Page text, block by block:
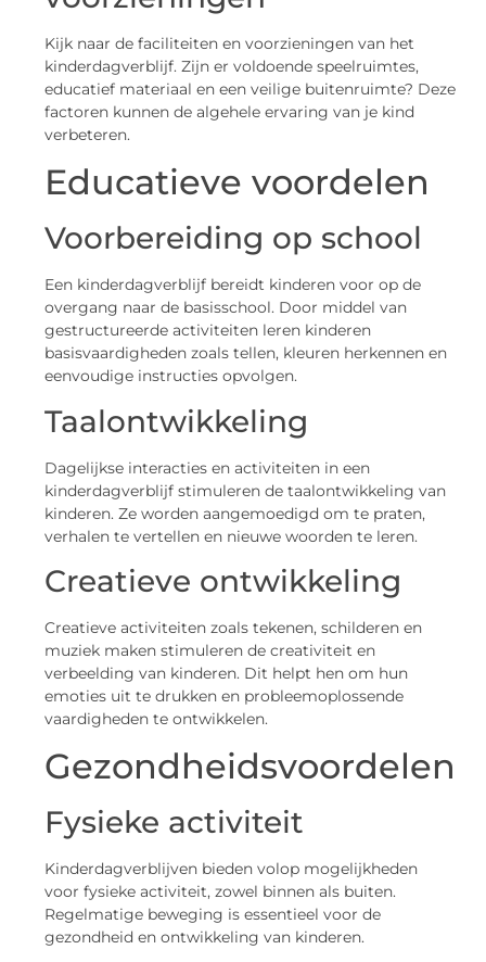
Kijk naar de faciliteiten en voorzieningen van het
kinderdagverblijf. Zijn er voldoende speelruimtes,
educatief materiaal en een veilige buitenruimte? Deze
factoren kunnen de algehele ervaring van je kind
verbeteren.
Educatieve voordelen
Voorbereiding op school
Een kinderdagverblijf bereidt kinderen voor op de
overgang naar de basisschool. Door middel van
gestructureerde activiteiten leren kinderen
basisvaardigheden zoals tellen, kleuren herkennen en
eenvoudige instructies opvolgen.
Taalontwikkeling
Dagelijkse interacties en activiteiten in een
kinderdagverblijf stimuleren de taalontwikkeling van
kinderen. Ze worden aangemoedigd om te praten,
verhalen te vertellen en nieuwe woorden te leren.
Creatieve ontwikkeling
Creatieve activiteiten zoals tekenen, schilderen en
muziek maken stimuleren de creativiteit en
verbeelding van kinderen. Dit helpt hen om hun
emoties uit te drukken en probleemoplossende
vaardigheden te ontwikkelen.
Gezondheidsvoordelen
Fysieke activiteit
Kinderdagverblijven bieden volop mogelijkheden
voor fysieke activiteit, zowel binnen als buiten.
Regelmatige beweging is essentieel voor de
gezondheid en ontwikkeling van kinderen.